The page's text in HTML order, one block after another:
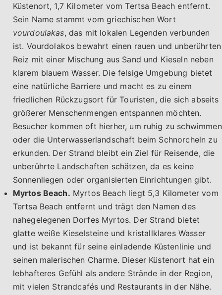
Küstenort, 1,7 Kilometer vom Tertsa Beach entfernt.
Sein Name stammt vom griechischen Wort
vourdoulakas, das mit lokalen Legenden verbunden
ist. Vourdolakos bewahrt einen rauen und unberührten
Reiz mit einer Mischung aus Sand und Kieseln neben
klarem blauem Wasser. Die felsige Umgebung bietet
eine natürliche Barriere und macht es zu einem
friedlichen Rückzugsort für Touristen, die sich abseits
größerer Menschenmengen entspannen möchten.
Besucher kommen oft hierher, um ruhig zu schwimmen
oder die Unterwasserlandschaft beim Schnorcheln zu
erkunden. Der Strand bleibt ein Ziel für Reisende, die
unberührte Landschaften schätzen, da es keine
Sonnenliegen oder organisierten Einrichtungen gibt.
Myrtos Beach. Myrtos Beach liegt 5,3 Kilometer vom
Tertsa Beach entfernt und trägt den Namen des
nahegelegenen Dorfes Myrtos. Der Strand bietet
glatte weiße Kieselsteine und kristallklares Wasser
und ist bekannt für seine einladende Küstenlinie und
seinen malerischen Charme. Dieser Küstenort hat ein
lebhafteres Gefühl als andere Strände in der Region,
mit vielen Strandcafés und Restaurants in der Nähe.